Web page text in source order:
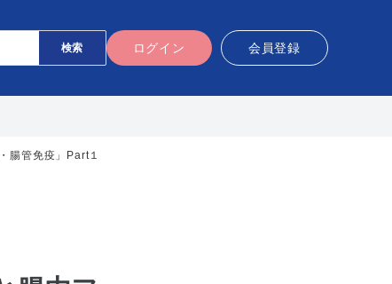
ログイン 会員登録
腸管免疫」Part１